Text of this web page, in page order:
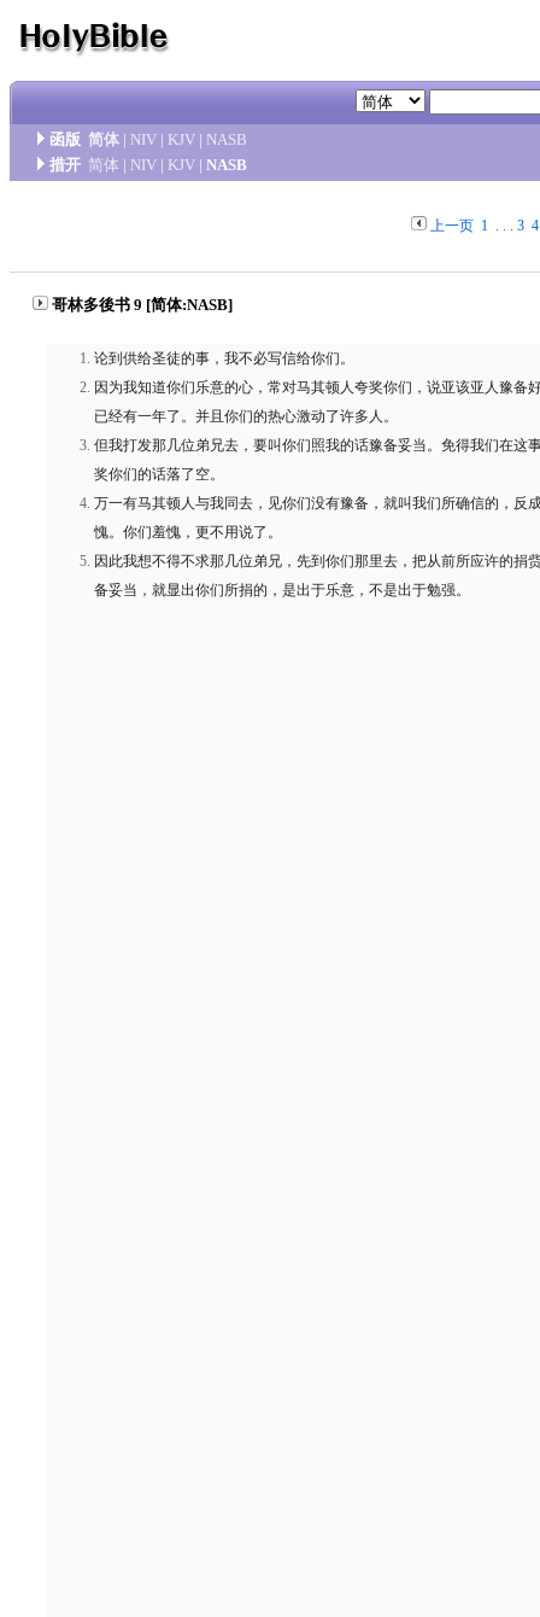
函版 简体 | NIV | KJV | NASB
措开 简体 | NIV | KJV | NASB
上一页 1. . . 3 4
哥林多後书 9 [简体:NASB]
论到供给圣徒的事，我不必写信给你们。
因为我知道你们乐意的心，常对马其顿人夸奖你们，说亚该亚人豫备
已经有一年了。并且你们的热心激动了许多人。
但我打发那几位弟兄去，要叫你们照我的话豫备妥当。免得我们在这
奖你们的话落了空。
万一有马其顿人与我同去，见你们没有豫备，就叫我们所确信的，反
愧。你们羞愧，更不用说了。
因此我想不得不求那几位弟兄，先到你们那里去，把从前所应许的捐
备妥当，就显出你们所捐的，是出于乐意，不是出于勉强。